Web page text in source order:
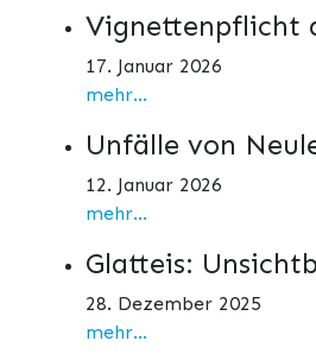
Vignettenpflicht
17. Januar 2026
mehr...
Unfälle von
12. Januar 2026
mehr...
Glatteis:
28. Dezember 2025
mehr...